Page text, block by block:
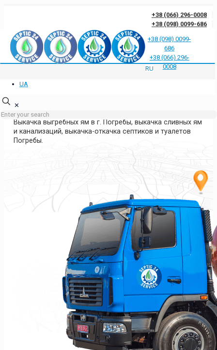
+38 (066) 296-0008
+38 (098) 0099-686
Отзывы клиентов о нас Ответы на частые вопросы Блог
Контакты
Политика конфиденциальности
+38 (098) 0099-
686
+38 (066) 296-
0008
RU
UA
✕
ВЫКАЧКА ЯМ ПОГРЕБЫ
КИЕВСКАЯ ОБЛАСТЬ
Выкачка выгребных ям в г. Погребы, выкачка сливных ям
и канализаций, выкачка-откачка септиков и туалетов
Погребы.